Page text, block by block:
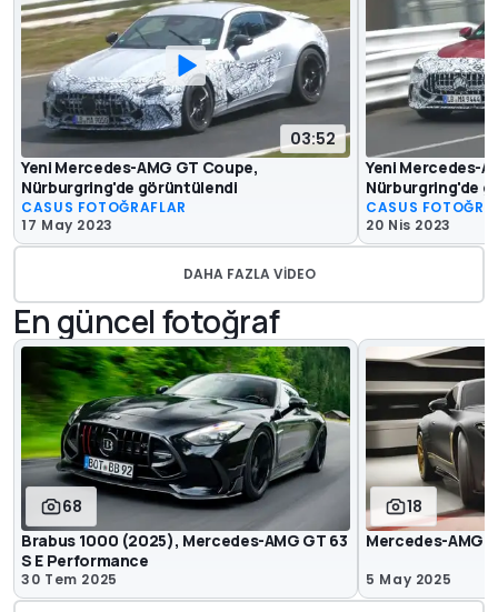
03:52
Yeni Mercedes-AMG GT Coupe,
Nürburgring'de görüntülendi
CASUS FOTOĞRAFLAR
17 May 2023
Yeni Mercedes-
Nürburgring'de
CASUS
20 Nis 2023
DAHA FAZLA VIDEO
En güncel fotoğraf
68
Brabus 1000 (2025), Mercedes-AMG GT 63
S E Performance
30 Tem 2025
18
Mercedes-AMG
5 May 2025